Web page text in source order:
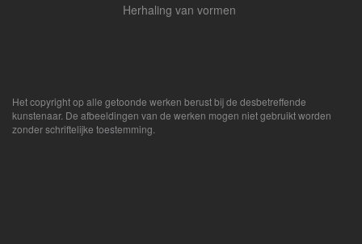
Herhaling van vormen
Het copyright op alle getoonde werken berust bij de desbetreffende
kunstenaar. De afbeeldingen van de werken mogen niet gebruikt worden
zonder schriftelijke toestemming.